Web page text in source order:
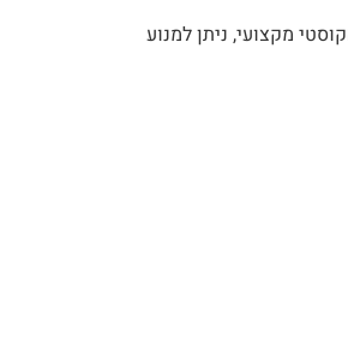
מקצועי, ניתן למנוע